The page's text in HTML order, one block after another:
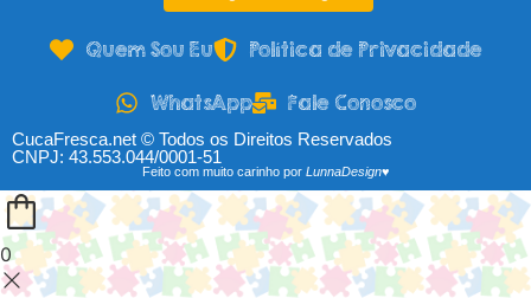
Quem Sou Eu Política de Privacidade
WhatsApp Fale Conosco
CucaFresca.net © Todos os Direitos Reservados
CNPJ: 43.553.044/0001-51
Feito com muito carinho por LunnaDesign♥
0